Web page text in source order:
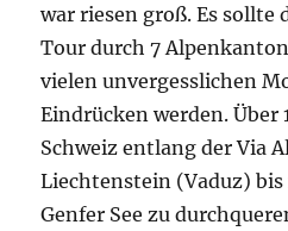
Saanenlands. Mit
genialer Strategie konnte
Hotspots zur richtigen
Unvergessliche
begleiteten mich dabei
Berge. Die Vielzahl an
auf dem Weg kennen